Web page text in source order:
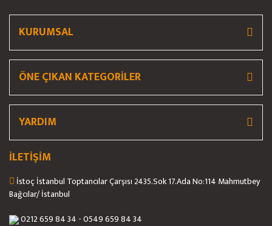
KURUMSAL
ÖNE ÇIKAN KATEGORİLER
YARDIM
İLETİŞİM
İstoç İstanbul Toptancılar Çarşısı 2435.Sok 17.Ada No:114 Mahmutbey
Bağcılar/ İstanbul
0212 659 84 34 - 0549 659 84 34